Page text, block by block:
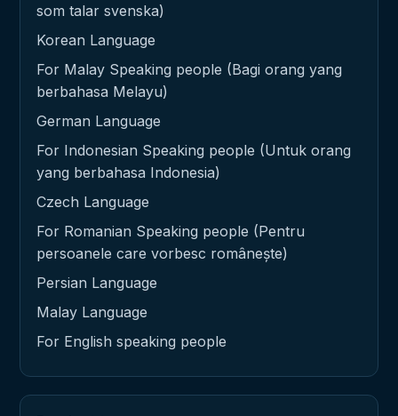
som talar svenska)
Korean Language
For Malay Speaking people (Bagi orang yang
berbahasa Melayu)
German Language
For Indonesian Speaking people (Untuk orang
yang berbahasa Indonesia)
Czech Language
For Romanian Speaking people (Pentru
persoanele care vorbesc românește)
Persian Language
Malay Language
For English speaking people